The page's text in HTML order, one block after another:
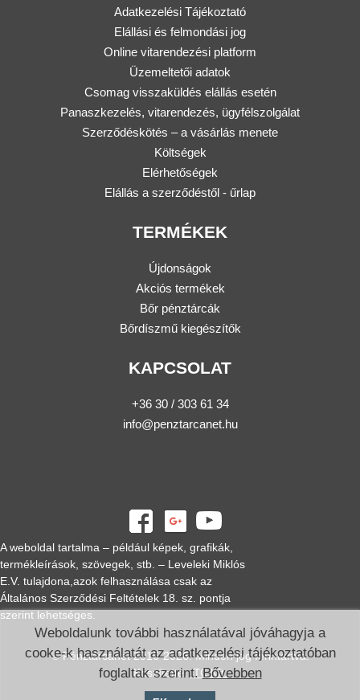
Weboldalunk további használatával jóváhagyja a
cooke-k használatát az adatkezelési tájékoztatóban
foglaltak szerint.Bővebben
Adatkezelési Tájékoztató
Elállási és felmondási jog
Online vitarendezési platform
Üzemeltetői adatok
Csomag visszaküldés elállás esetén
Panaszkezelés, vitarendezés, ügyfélszolgálat
Szerződéskötés – a vásárlás menete
Költségek
Elérhetőségek
Elállás a szerződéstől - űrlap
TERMÉKEK
Újdonságok
Akciós termékek
Bőr pénztárcák
Bőrdíszmű kiegészítők
KAPCSOLAT
+36 30 / 303 61 34
info@penztarcanet.hu
A weboldal tartalma – például képek, grafikák,
termékleírások, szövegek, stb. – Leveleki Miklós
E.V. tulajdona,azok felhasználása csak az
Általános Szerződési Feltételek 18. sz. pontja
szerint lehetséges.
© Pénztárcanet 2016-2026. Minden jog fenntartva.
Készítette:ITC Kft.